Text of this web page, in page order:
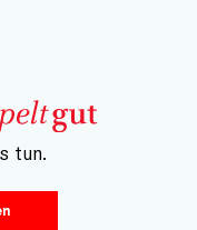
Ende des
tun.